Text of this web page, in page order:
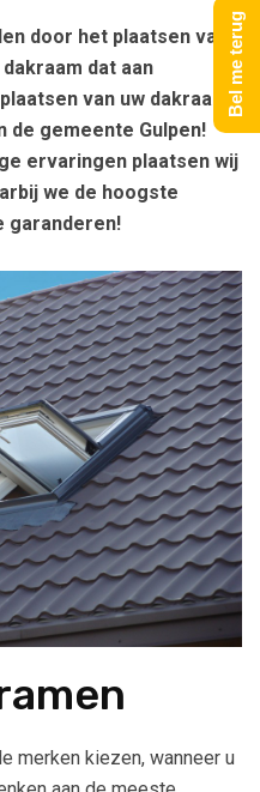
door het plaatsen van
dat aan
van uw dakraam,
de gemeente Gulpen!
ervaringen plaatsen wij
we de hoogste
garanderen!
merken kiezen, wanneer u
Bel me terug